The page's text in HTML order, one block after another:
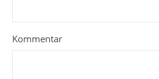
Kommentar